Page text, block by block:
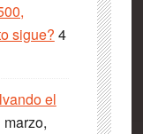
sigue? 4
el
marzo,